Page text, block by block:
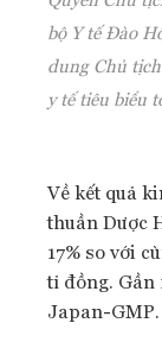
bộ Y tế Đào
dung Chủ
y tế tiêu biểu
Về kết quả
thuần Dược
17% so với
tỉ đồng. Gần
Japan-GMP.